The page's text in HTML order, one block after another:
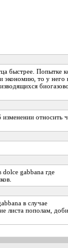
быстрее. Попытке
экономию, то у него
относить
dolce gabbana где
в случае
листа пополам,